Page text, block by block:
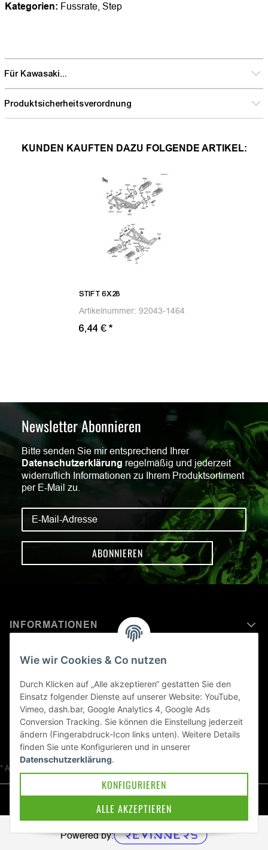
Kategorien: Fussrate, Step
Für Kawasaki...
Produktsicherheitsverordnung
KUNDEN KAUFTEN DAZU FOLGENDE ARTIKEL:
STIFT 6X28
Artikelnummer: 92043-1464
6,44 €*
Newsletter Abonnieren
Bitte senden Sie mir entsprechend Ihrer
Datenschutzerklärung regelmäßig und jederzeit
widerruflich Informationen zu Ihrem Produktsortiment
per E-Mail zu.
ABONNIEREN
INFORMATIONEN
MEHR ERFAHREN ÜBER
KAWASAKI WELT
Blog
* Alle Preise inkl. gesetzlicher USt., zzgl.
Powered by:
Wie wir Cookies & Co nutzen
Durch Klicken auf „Alle akzeptieren“ gestatten Sie den
Einsatz folgender Dienste auf unserer Website: YouTube,
Vimeo, dash.bar, Google Analytics 4, Google Ads
Conversion Tracking. Sie können die Einstellung jederzeit
ändern (Fingerabdruck-Icon links unten). Weitere Details
finden Sie unte Konfigurieren und in unserer
Datenschutzerklärung.
ALLE AKZEPTIEREN
KONFIGURIEREN